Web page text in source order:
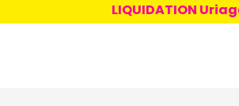
LIQUIDATION Uriage